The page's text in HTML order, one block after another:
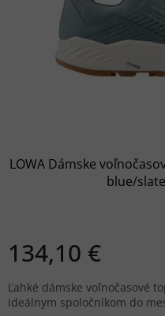
LOWA Dámske
blue/
134,10 €
Ľahké dámske voľnočasové
ideálnym spoločníkom do